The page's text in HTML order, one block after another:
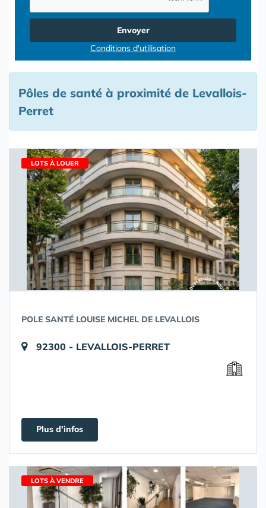
Envoyer
Conditions d'utilisation
Pôles de santé à proximité de Levallois-
Perret
LOTS À LOUER
POLE SANTÉ LOUISE MICHEL DE LEVALLOIS
92300 - LEVALLOIS-PERRET
Plus d'infos
LOTS À VENDRE